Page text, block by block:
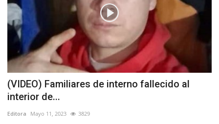
Tribunales
Deporte
Política
Espectáculos
(VIDEO) Familiares de interno fallecido al
interior de...
Editora Mayo 11, 2023 3829